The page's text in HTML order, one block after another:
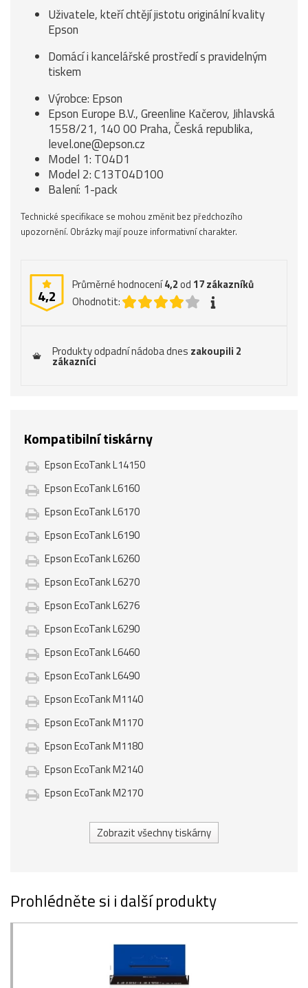
Uživatele, kteří chtějí jistotu originální kvality
Epson
Domácí i kancelářské prostředí s pravidelným
tiskem
Výrobce: Epson
Epson Europe B.V., Greenline Kačerov, Jihlavská
1558/21, 140 00 Praha, Česká republika,
level.one@epson.cz
Model 1: T04D1
Model 2: C13T04D100
Balení: 1-pack
Technické specifikace se mohou změnit bez předchozího
upozornění. Obrázky mají pouze informativní charakter.
4,2
Průměrné hodnocení4,2od 17zákazníků
Ohodnotit:
Produkty odpadní nádoba dnes zakoupili 2
zákazníci
Kompatibilní tiskárny
Epson EcoTank L14150
Epson EcoTank L6160
Epson EcoTank L6170
Epson EcoTank L6190
Epson EcoTank L6260
Epson EcoTank L6270
Epson EcoTank L6276
Epson EcoTank L6290
Epson EcoTank L6460
Epson EcoTank L6490
Epson EcoTank M1140
Epson EcoTank M1170
Epson EcoTank M1180
Epson EcoTank M2140
Epson EcoTank M2170
Zobrazit všechny tiskárny
Prohlédněte si i další produkty